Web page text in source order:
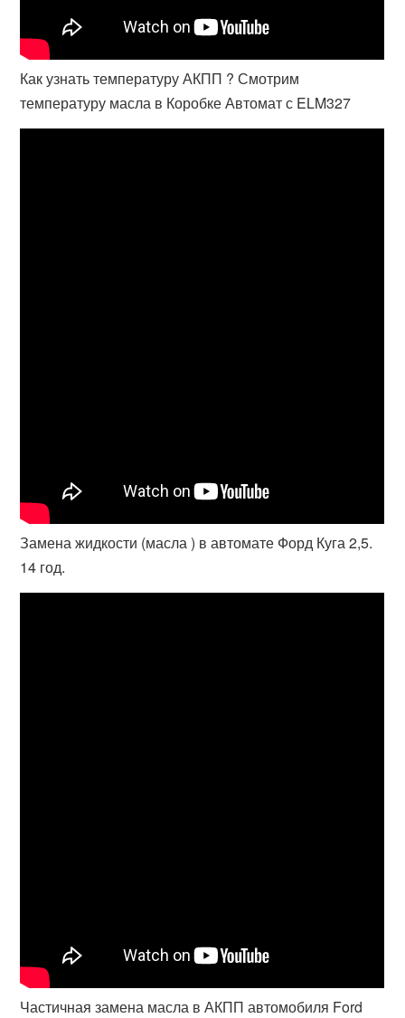
Как узнать температуру АКПП ? Смотрим
температуру масла в Коробке Автомат с ELM327
Замена жидкости (масла ) в автомате Форд Куга 2,5.
14 год.
Частичная замена масла в АКПП автомобиля Ford